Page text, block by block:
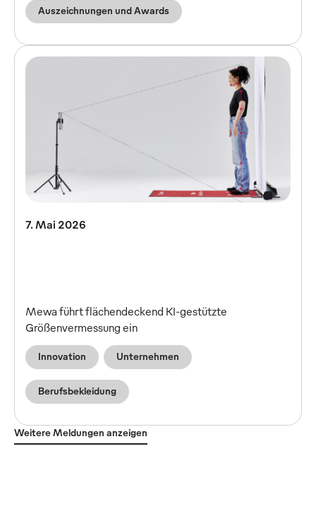
Auszeichnungen und Awards
7. Mai 2026
Mewa führt flächendeckend KI-gestützte
Größenvermessung ein
Innovation Unternehmen
Berufsbekleidung
Weitere Meldungen anzeigen